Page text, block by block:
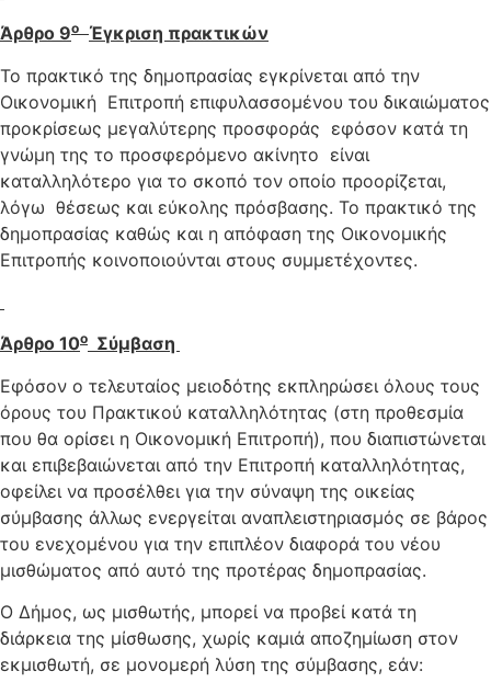
Άρθρο 9ο Έγκριση πρακτικών
Το πρακτικό της δημοπρασίας εγκρίνεται από την
Οικονομική Επιτροπή επιφυλασσομένου του δικαιώματος
προκρίσεως μεγαλύτερης προσφοράς εφόσον κατά τη
γνώμη της το προσφερόμενο ακίνητο είναι
καταλληλότερο για το σκοπό τον οποίο προορίζεται,
λόγω θέσεως και εύκολης πρόσβασης. Το πρακτικό της
δημοπρασίας καθώς και η απόφαση της Οικονομικής
Επιτροπής κοινοποιούνται στους συμμετέχοντες.
Άρθρο 10ο Σύμβαση
Εφόσον ο τελευταίος μειοδότης εκπληρώσει όλους τους
όρους του Πρακτικού καταλληλότητας (στη προθεσμία
που θα ορίσει η Οικονομική Επιτροπή), που διαπιστώνεται
και επιβεβαιώνεται από την Επιτροπή καταλληλότητας,
οφείλει να προσέλθει για την σύναψη της οικείας
σύμβασης άλλως ενεργείται αναπλειστηριασμός σε βάρος
του ενεχομένου για την επιπλέον διαφορά του νέου
μισθώματος από αυτό της προτέρας δημοπρασίας.
Ο Δήμος, ως μισθωτής, μπορεί να προβεί κατά τη
διάρκεια της μίσθωσης, χωρίς καμιά αποζημίωση στον
εκμισθωτή, σε μονομερή λύση της σύμβασης, εάν: